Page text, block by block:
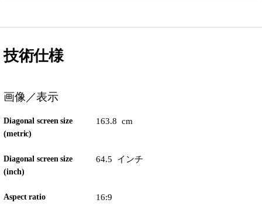
技術仕様
画像／表示
Diagonal screen size
(metric)
163.8 cm
Diagonal screen size
(inch)
64.5 インチ
Aspect ratio 16:9